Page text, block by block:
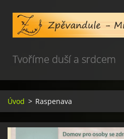
Tvoříme duší a srdcem
Úvod > Raspenava